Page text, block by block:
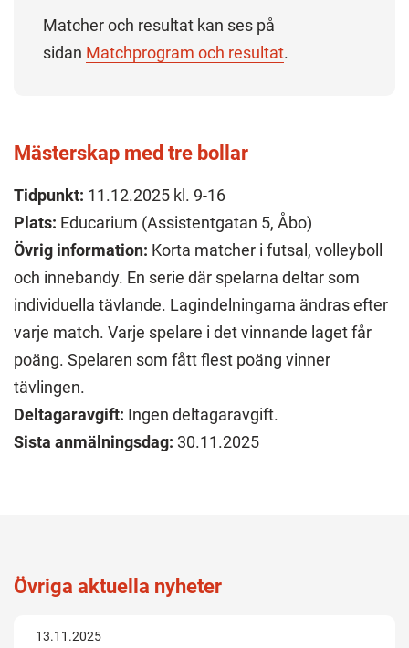
Matcher och resultat kan ses på
sidan Matchprogram och resultat.
Mästerskap med tre bollar
Tidpunkt: 11.12.2025 kl. 9-16
Plats: Educarium (Assistentgatan 5, Åbo)
Övrig information: Korta matcher i futsal, volleyboll
och innebandy. En serie där spelarna deltar som
individuella tävlande. Lagindelningarna ändras efter
varje match. Varje spelare i det vinnande laget får
poäng. Spelaren som fått flest poäng vinner
tävlingen.
Deltagaravgift: Ingen deltagaravgift.
Sista anmälningsdag: 30.11.2025
Övriga aktuella nyheter
13.11.2025